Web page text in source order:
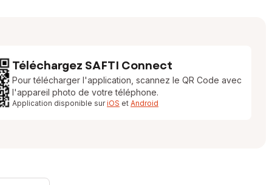
Téléchargez SAFTI Connect
Pour télécharger l'application, scannez le QR Code avec
l'appareil photo de votre téléphone.
Application disponible suriOS et Android